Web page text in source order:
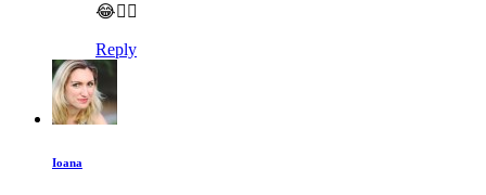
😂🤦‍♀️
Reply
Ioana